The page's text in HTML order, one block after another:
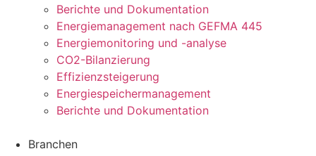
Berichte und Dokumentation
Energiemanagement nach GEFMA 445
Energiemonitoring und -analyse
CO2-Bilanzierung
Effizienzsteigerung
Energiespeichermanagement
Berichte und Dokumentation
Branchen